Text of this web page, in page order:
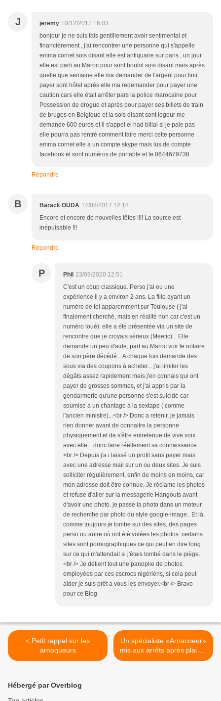
J jeremy 10/12/2017 16:03
bonjour je ne suis fais gentillement avoir sentimental et
financièrement , j'ai rencontrer une personne qui s'appelle
emma cornet sois disant elle est antiquaire sur paris , un jour
elle est parti au Maroc pour sont boulot sois disant mais après
quelle que semaine elle ma demander de l'argent pour finir
payer sont hôtel après elle ma redemander pour payer une
caution cars elle était arrêter pars la police marocaine pour
Possession de drogue et après pour payer ses billets de train
de bruges en Belgique et la sois disant sont logeur me
demande 600 euros et il s'appel el had billal si je paie pas
elle pourra pas rentrè comment faire merci cette personne
emma cornet elle a un compte skype mais lus de compte
facebook et sont numèros de portable et le 0644679738
Répondre
B Barack OUDA 14/08/2017 12:18
Encore et encore de nouvelles têtes !!!! La source est
inépuisable !!!
Répondre
P Phil 23/09/2020 12:51
C'est un coup classique. Perso j'ai eu une
expérience il y a environ 2 ans. La fille ayant un
numéro de tel apparemment sur Toulouse ( j'ai
finalement cherché, mais en réalité non car c'est un
numéro loué). elle a été présentée via un site de
rencontre que je croyais sérieux (Meetic)... Elle
demande un peu d'aide, part au Maroc voir le notaire
de son père décédé... A chaque fois demande des
sous via des coupons à acheter... j'ai limiter les
dégâts assez rapidement mais j'en connais qui ont
payer de grosses sommes, et j'ai appris par la
gendarmerie qu'une personne s'est suicidé car
soumise a un chantage à la sextape ( comme
l'ancien ministre)...<br /> Donc a retenir, je jamais
rien donner avant de connaitre la personne
physiquement et de s'être entretenue de vive voix
avec elle... donc faire réellement sa connaissance..
<br /> Depuis j'a i laissé un profil sans payer mais
avec une adresse mail sur un ou deux sites. Je suis
solliciter régulièrement, enfin de moins en moins, car
mon adresse doit être connue. Je réclame les photos
et refuse d'aller sur la messagerie Hangouts avant
d'avoir une photo. je passe la photo dans un moteur
de recherche par photo du style google-image.. Et là,
comme toujours je tombe sur des sites, des pages
perso ou autre où ont été volées les photos. certains
sites sont pornographiques ce qui peut en dire long
sur ce qui m'attendait si j'étais tombé dans le piège.
<br /> Je détient tout une panoplie de photos
employées par ces escrocs nigériens, si cela peut
aider je suis prêt a vous les envoyer.<br /> Bravo
pour ce Blog
< Petit rappel sur les
arnaqueurs
Un spécialiste «Arnacoeur»
mis aux arrêts après plainte
d'une victime >
Hébergé par Overblog